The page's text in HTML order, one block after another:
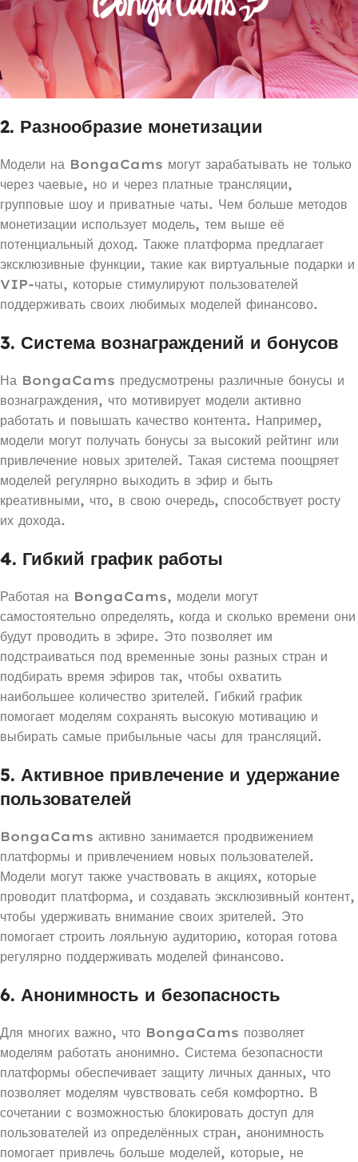
2. Разнообразие монетизации
Модели на BongaCams могут зарабатывать не только
через чаевые, но и через платные трансляции,
групповые шоу и приватные чаты. Чем больше методов
монетизации использует модель, тем выше её
потенциальный доход. Также платформа предлагает
эксклюзивные функции, такие как виртуальные подарки и
VIP-чаты, которые стимулируют пользователей
поддерживать своих любимых моделей финансово.
3. Система вознаграждений и бонусов
На BongaCams предусмотрены различные бонусы и
вознаграждения, что мотивирует модели активно
работать и повышать качество контента. Например,
модели могут получать бонусы за высокий рейтинг или
привлечение новых зрителей. Такая система поощряет
моделей регулярно выходить в эфир и быть
креативными, что, в свою очередь, способствует росту
их дохода.
4. Гибкий график работы
Работая на BongaCams, модели могут
самостоятельно определять, когда и сколько времени они
будут проводить в эфире. Это позволяет им
подстраиваться под временные зоны разных стран и
подбирать время эфиров так, чтобы охватить
наибольшее количество зрителей. Гибкий график
помогает моделям сохранять высокую мотивацию и
выбирать самые прибыльные часы для трансляций.
5. Активное привлечение и удержание
пользователей
BongaCams активно занимается продвижением
платформы и привлечением новых пользователей.
Модели могут также участвовать в акциях, которые
проводит платформа, и создавать эксклюзивный контент,
чтобы удерживать внимание своих зрителей. Это
помогает строить лояльную аудиторию, которая готова
регулярно поддерживать моделей финансово.
6. Анонимность и безопасность
Для многих важно, что BongaCams позволяет
моделям работать анонимно. Система безопасности
платформы обеспечивает защиту личных данных, что
позволяет моделям чувствовать себя комфортно. В
сочетании с возможностью блокировать доступ для
пользователей из определённых стран, анонимность
помогает привлечь больше моделей, которые, не